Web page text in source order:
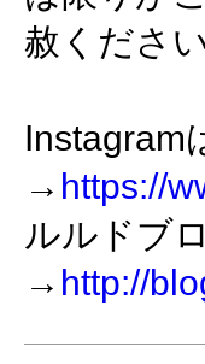
赦ください
Instagram
→ https://
ルルドブ
→ http://